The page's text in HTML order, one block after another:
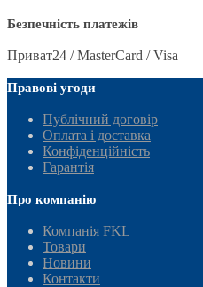
Безпечність платежів
Приват24 / MasterCard / Visa
Правові угоди
Публічний договір
Оплата і доставка
Конфіденційність
Гарантія
Про компанію
Компанія FKL
Товари
Новини
Контакти